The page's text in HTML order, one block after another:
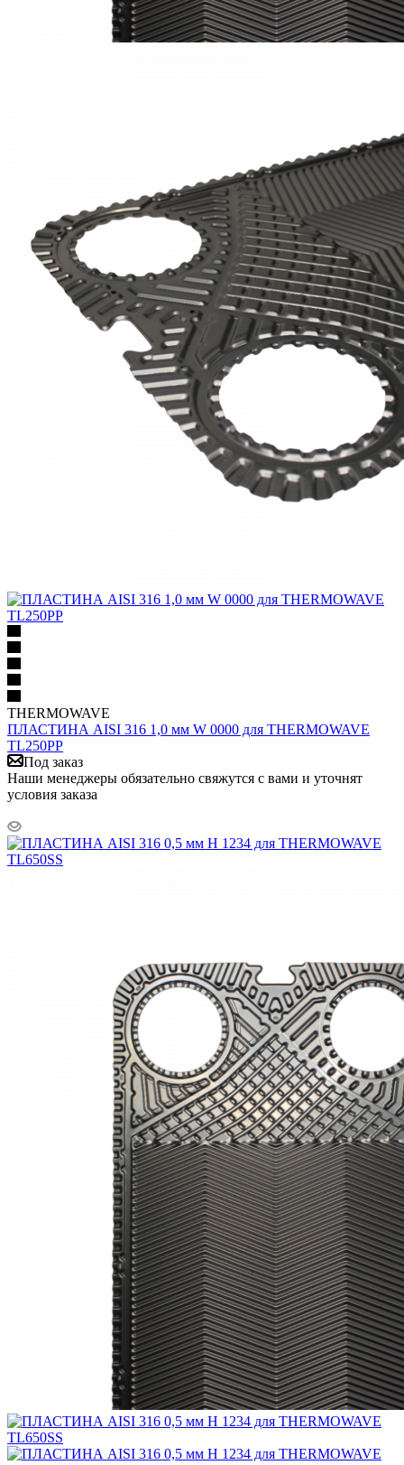
THERMOWAVE
ПЛАСТИНА AISI 316 1,0 мм W 0000 для THERMOWAVE
TL250PP
Под заказ
Наши менеджеры обязательно свяжутся с вами и уточнят
условия заказа